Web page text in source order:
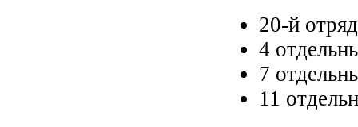
20-й
4
7
11